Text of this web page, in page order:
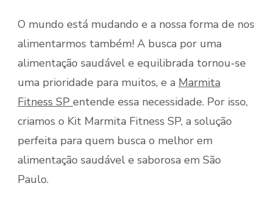
O mundo está mudando e a nossa forma de nos
alimentarmos também! A busca por uma
alimentação saudável e equilibrada tornou-se
uma prioridade para muitos, e a Marmita
Fitness SP entende essa necessidade. Por isso,
criamos o Kit Marmita Fitness SP, a solução
perfeita para quem busca o melhor em
alimentação saudável e saborosa em São
Paulo.